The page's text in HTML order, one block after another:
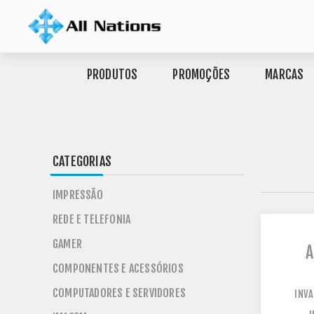
PRODUTOS PROMOÇÕES MARCAS
CATEGORIAS
IMPRESSÃO
REDE E TELEFONIA
GAMER
COMPONENTES E ACESSÓRIOS
COMPUTADORES E SERVIDORES